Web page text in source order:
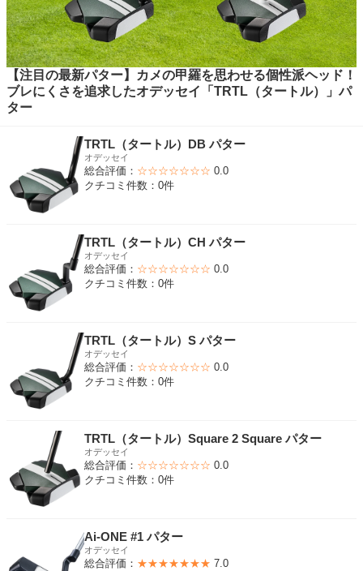
【注目の最新パター】カメの甲羅を思わせる個性派ヘッド！
ブレにくさを追求したオデッセイ「TRTL（タートル）」パ
ター
TRTL（タートル）DB パター
オデッセイ
総合評価： ☆☆☆☆☆☆☆ 0.0
クチコミ件数：0件
TRTL（タートル）CH パター
オデッセイ
総合評価： ☆☆☆☆☆☆☆ 0.0
クチコミ件数：0件
TRTL（タートル）S パター
オデッセイ
総合評価： ☆☆☆☆☆☆☆ 0.0
クチコミ件数：0件
TRTL（タートル）Square 2 Square パター
オデッセイ
総合評価： ☆☆☆☆☆☆☆ 0.0
クチコミ件数：0件
Ai-ONE #1 パター
オデッセイ
総合評価： ★★★★★★★ 7.0